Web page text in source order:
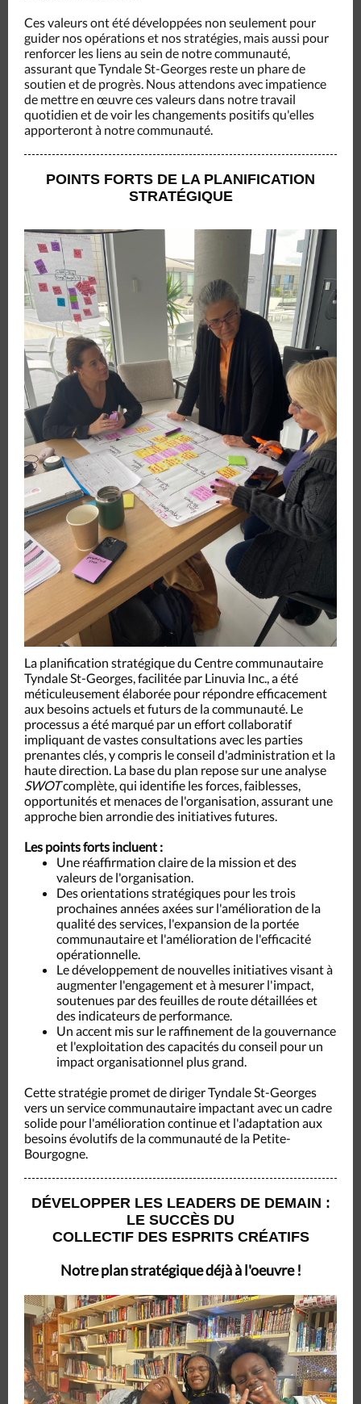
Ces valeurs ont été développées non seulement pour
guider nos opérations et nos stratégies, mais aussi pour
renforcer les liens au sein de notre communauté,
assurant que Tyndale St-Georges reste un phare de
soutien et de progrès. Nous attendons avec impatience
de mettre en œuvre ces valeurs dans notre travail
quotidien et de voir les changements positifs qu'elles
apporteront à notre communauté.
POINTS FORTS DE LA PLANIFICATION
STRATÉGIQUE
La planification stratégique du Centre communautaire
Tyndale St-Georges, facilitée par Linuvia Inc., a été
méticuleusement élaborée pour répondre efficacement
aux besoins actuels et futurs de la communauté. Le
processus a été marqué par un effort collaboratif
impliquant de vastes consultations avec les parties
prenantes clés, y compris le conseil d'administration et la
haute direction. La base du plan repose sur une analyse
SWOTcomplète, qui identifie les forces, faiblesses,
opportunités et menaces de l'organisation, assurant une
approche bien arrondie des initiatives futures.
Les points forts incluent :
Une réaffirmation claire de la mission et des
valeurs de l'organisation.
Des orientations stratégiques pour les trois
prochaines années axées sur l'amélioration de la
qualité des services, l'expansion de la portée
communautaire et l'amélioration de l'efficacité
opérationnelle.
Le développement de nouvelles initiatives visant à
augmenter l'engagement et à mesurer l'impact,
soutenues par des feuilles de route détaillées et
des indicateurs de performance.
Un accent mis sur le raffinement de la gouvernance
et l'exploitation des capacités du conseil pour un
impact organisationnel plus grand.
Cette stratégie promet de diriger Tyndale St-Georges
vers un service communautaire impactant avec un cadre
solide pour l'amélioration continue et l'adaptation aux
besoins évolutifs de la communauté de la Petite-
Bourgogne.
DÉVELOPPER LES LEADERS DE DEMAIN :
LE SUCCÈS DU
COLLECTIF DES ESPRITS CRÉATIFS
Notre plan stratégique déjà à l'oeuvre !